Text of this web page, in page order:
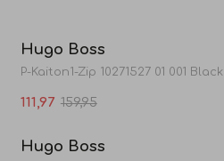
Hugo Boss
P-Kaiton1-Zip 10271527 01 001 Black
111,97 159,95
Hugo Boss